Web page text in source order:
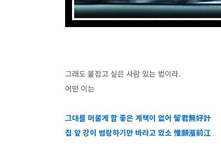
그래도 붙잡고 싶은 사람 있는 법이라.
어떤 이는
그대를 머물게 할 좋은 계책이 없어 留君無好計
집 앞 강이 범람하기만 바라고 있소 惟願漲前江